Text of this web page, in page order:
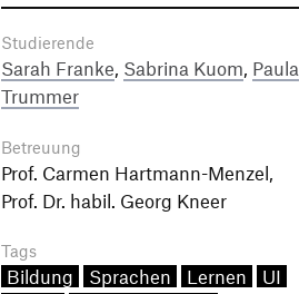
Studierende
Sarah Franke, Sabrina Kuom, Paula
Trummer
Betreuung
Prof. Carmen Hartmann-Menzel,
Prof. Dr. habil. Georg Kneer
Tags
Bildung Sprachen Lernen
UI